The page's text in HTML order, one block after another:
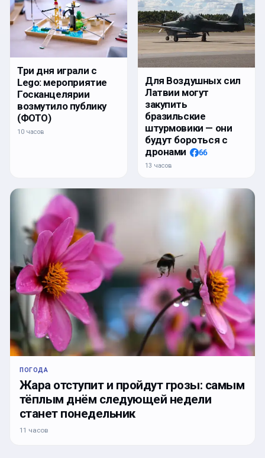
Три дня играли с
Lego: мероприятие
Госканцелярии
возмутило публику
(ФОТО)
10 часов
Для Воздушных сил
Латвии могут
закупить
бразильские
штурмовики — они
будут бороться с
дронами
66
13 часов
ПОГОДА
Жара отступит и пройдут грозы: самым
тёплым днём следующей недели
станет понедельник
11 часов